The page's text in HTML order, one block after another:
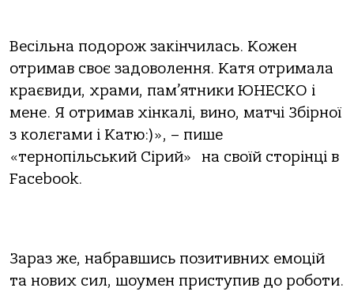
Весільна подорож закінчилась. Кожен
отримав своє задоволення. Катя отримала
краєвиди, храми, пам’ятники ЮНЕСКО і
мене. Я отримав хінкалі, вино, матчі Збірної
з колєгами і Катю:)», – пише
«тернопільський Сірий» на своїй сторінці в
Facebook.
Зараз же, набравшись позитивних емоцій
та нових сил, шоумен приступив до роботи.